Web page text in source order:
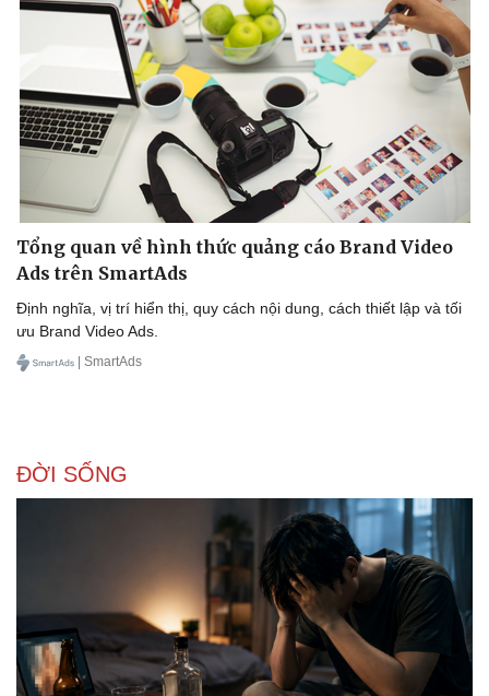
Tổng quan về hình thức quảng cáo Brand Video
Ads trên SmartAds
Định nghĩa, vị trí hiển thị, quy cách nội dung, cách thiết lập và tối
ưu Brand Video Ads.
| SmartAds
ĐỜI SỐNG